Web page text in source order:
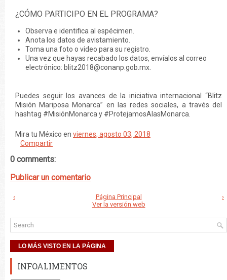
¿CÓMO PARTICIPO EN EL PROGRAMA?
Observa e identifica al espécimen.
Anota los datos de avistamiento.
Toma una foto o video para su registro.
Una vez que hayas recabado los datos, envíalos al correo
electrónico: blitz2018@conanp.gob.mx.
Puedes seguir los avances de la iniciativa internacional “Blitz
Misión Mariposa Monarca” en las redes sociales, a través del
hashtag #MisiónMonarca y #ProtejamosAlasMonarca.
Mira tu México en viernes, agosto 03, 2018
Compartir
0 comments:
Publicar un comentario
‹ ›
Página Principal
Ver la versión web
LO MÁS VISTO EN LA PÁGINA
INFOALIMENTOS